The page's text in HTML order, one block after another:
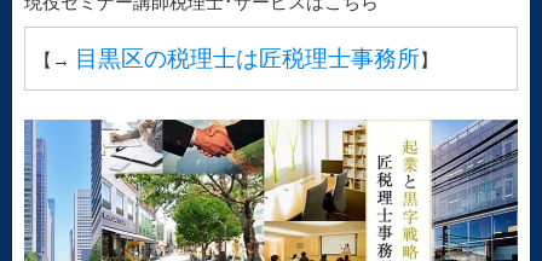
【→ 目黒区の税理士は匠税理士事務所】